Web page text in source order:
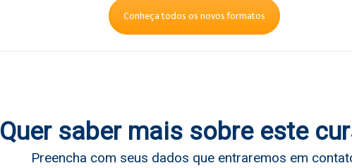
Conheça todos os novos formatos
Quer saber mais sobre este
Preencha com seus dados que entraremos em